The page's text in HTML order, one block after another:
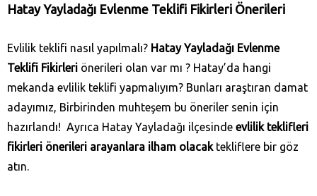
Hatay Yayladağı‎ Evlenme Teklifi Fikirleri Önerileri
Evlilik teklifi nasıl yapılmalı? Hatay Yayladağı‎ Evlenme
Teklifi Fikirleri önerileri olan var mı ? Hatay’da hangi
mekanda evlilik teklifi yapmalıyım? Bunları araştıran damat
adayımız, Birbirinden muhteşem bu öneriler senin için
hazırlandı! Ayrıca Hatay Yayladağı‎ ilçesinde evlilik teklifleri
fikirleri önerileri arayanlara ilham olacaktekliflere bir göz
atın.